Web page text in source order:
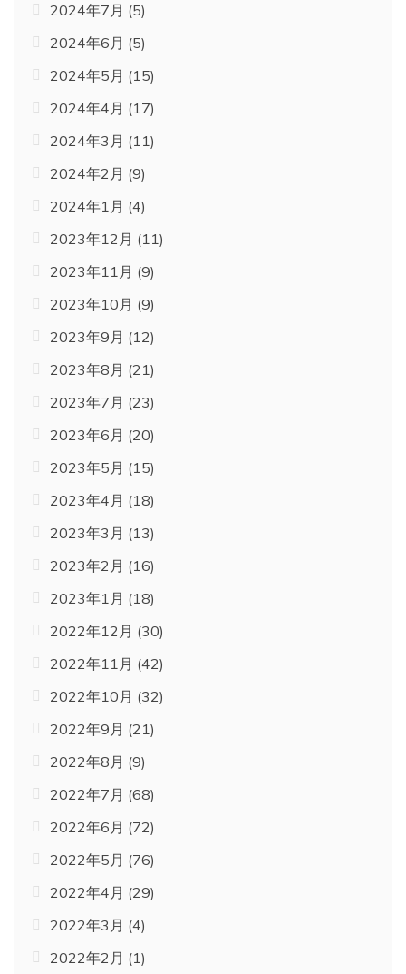
2024年7月 (5)
2024年6月 (5)
2024年5月 (15)
2024年4月 (17)
2024年3月 (11)
2024年2月 (9)
2024年1月 (4)
2023年12月 (11)
2023年11月 (9)
2023年10月 (9)
2023年9月 (12)
2023年8月 (21)
2023年7月 (23)
2023年6月 (20)
2023年5月 (15)
2023年4月 (18)
2023年3月 (13)
2023年2月 (16)
2023年1月 (18)
2022年12月 (30)
2022年11月 (42)
2022年10月 (32)
2022年9月 (21)
2022年8月 (9)
2022年7月 (68)
2022年6月 (72)
2022年5月 (76)
2022年4月 (29)
2022年3月 (4)
2022年2月 (1)